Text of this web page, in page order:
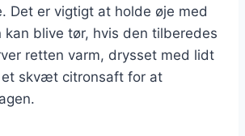
Det er vigtigt at holde øje med
kan blive tør, hvis den tilberedes
retten varm, drysset med lidt
skvæt citronsaft for at